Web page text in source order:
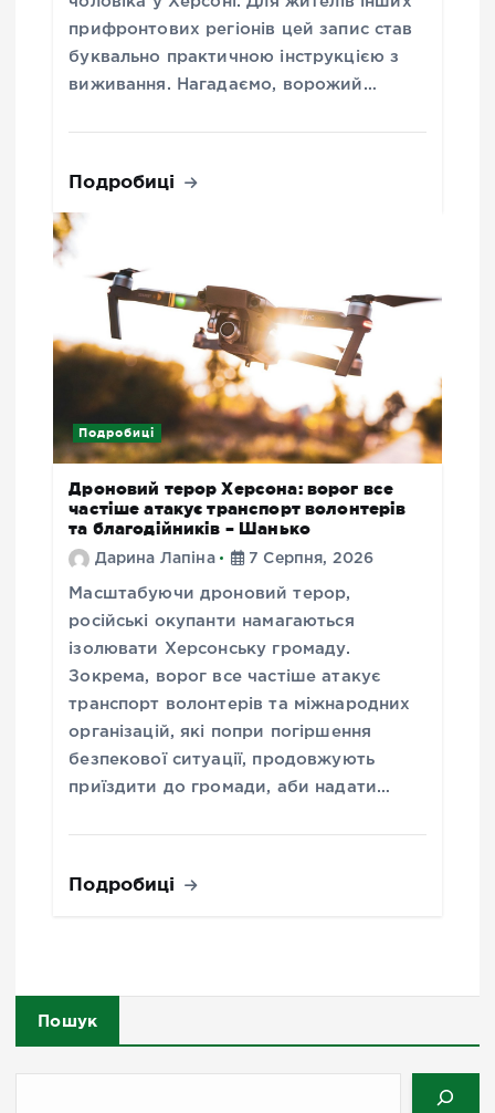
прифронтових регіонів цей запис став
буквально практичною інструкцією з
виживання. Нагадаємо, ворожий…
Подробиці
Подробиці
Дроновий терор Херсона: ворог все
частіше атакує транспорт волонтерів
та благодійників – Шанько
Дарина Лапіна 7 Серпня, 2026
Масштабуючи дроновий терор,
російські окупанти намагаються
ізолювати Херсонську громаду.
Зокрема, ворог все частіше атакує
транспорт волонтерів та міжнародних
організацій, які попри погіршення
безпекової ситуації, продовжують
приїздити до громади, аби надати…
Подробиці
Пошук